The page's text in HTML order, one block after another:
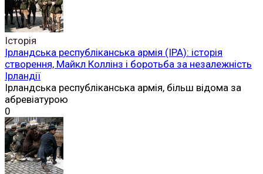
Історія
Ірландська республіканська армія (ІРА): історія
створення, Майкл Коллінз і боротьба за незалежність
Ірландії
Ірландська республіканська армія, більш відома за
абревіатурою
0